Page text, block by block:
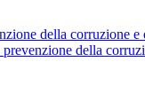
della corruzione e
della